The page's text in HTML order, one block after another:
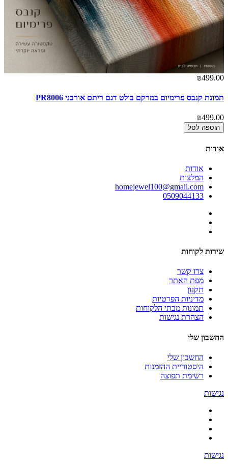
₪499.00
תמונת קנבס פרימיום במרקם בולט דגם ריתם אורבני PR8006
₪499.00
הוספה לסל
אודות
אודות
המלצות
homejewel100@gmail.com
0509044133
שירות לקוחות
צרו קשר
מפת האתר
תקנון
מדיניות הפרטיות
תמונות מבתי הלקוחות
הצהרת נגישות
החשבון שלי
החשבון שלי
היסטוריית ההזמנות
רשימת תפוצה
נגישות
נגישות